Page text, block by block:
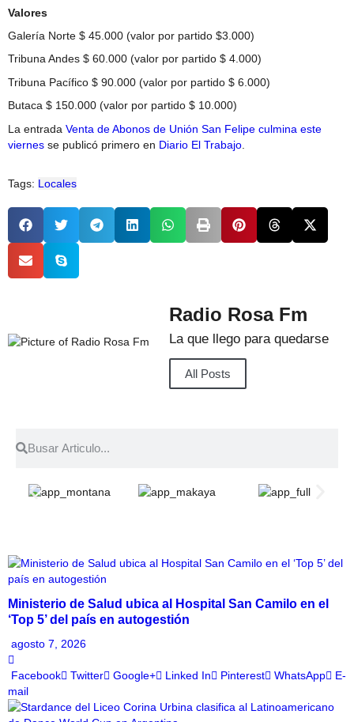
Valores
Galería Norte $ 45.000 (valor por partido $3.000)
Tribuna Andes $ 60.000 (valor por partido $ 4.000)
Tribuna Pacífico $ 90.000 (valor por partido $ 6.000)
Butaca $ 150.000 (valor por partido $ 10.000)
La entrada Venta de Abonos de Unión San Felipe culmina este
viernes se publicó primero en Diario El Trabajo
Tags: Locales
Radio Rosa Fm
La que llego para quedarse
All Posts
Ministerio de Salud ubica al Hospital San Camilo en el
‘Top 5’ del país en autogestión
agosto 7, 2026
Facebook Twitter Google+ Linked In Pinterest WhatsApp
E-
mail